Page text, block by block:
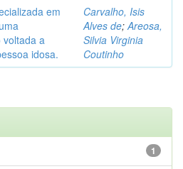
em
voltada a
idosa.
Carvalho, Isis
Alves de;Areosa,
Silvia Virginia
Coutinho
1